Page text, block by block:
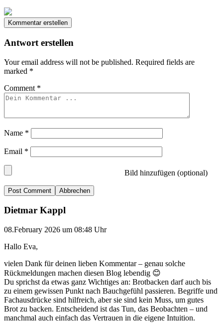
Kommentar erstellen
Antwort erstellen
Your email address will not be published. Required fields are
marked *
Comment *
Name *
Email *
Bild hinzufügen (optional)
Abbrechen
Dietmar Kappl
08.February 2026 um 08:48 Uhr
Hallo Eva,
vielen Dank für deinen lieben Kommentar – genau solche
Rückmeldungen machen diesen Blog lebendig 😊
Du sprichst da etwas ganz Wichtiges an: Brotbacken darf auch bis
zu einem gewissen Punkt nach Bauchgefühl passieren. Begriffe und
Fachausdrücke sind hilfreich, aber sie sind kein Muss, um gutes
Brot zu backen. Entscheidend ist das Tun, das Beobachten – und
manchmal auch einfach das Vertrauen in die eigene Intuition.